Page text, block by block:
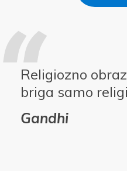
Religiozno
briga samo
Gandhi